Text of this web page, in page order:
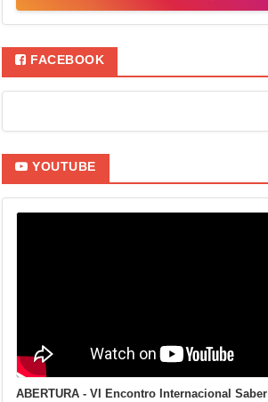
FACEBOOK
YOUTUBE
ABERTURA - VI Encontro Internacional Saber